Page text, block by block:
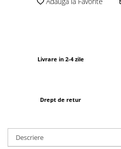
Livrare in 2-4 zile
Drept de retur
Descriere